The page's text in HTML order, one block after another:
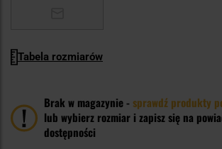
Tabela rozmiarów
Brak w magazynie -sprawdź produkty
lub wybierz rozmiar i zapisz się na
dostępności